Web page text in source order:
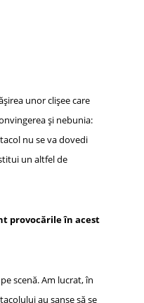
unor clișee care
și nebunia:
nu se va dovedi
un altfel de
provocările în acest
scenă. Am lucrat, în
au șanse să se